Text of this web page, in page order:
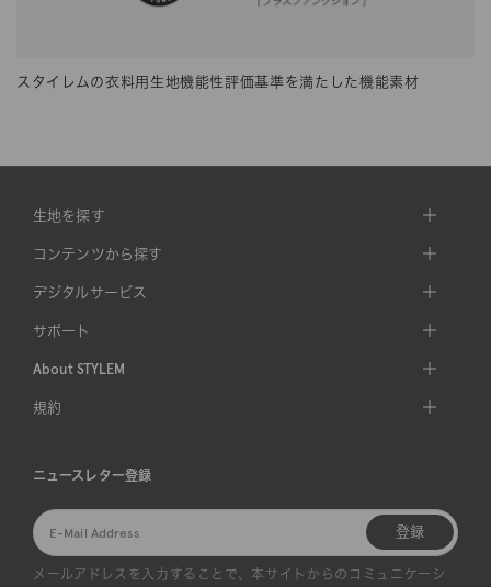
スタイレムの衣料用生地機能性評価基準を満たした機能素材
生地を探す
コンテンツから探す
デジタルサービス
サポート
About STYLEM
規約
ニュースレター登録
登録
メールアドレスを入力することで、本サイトからのコミュニケーシ